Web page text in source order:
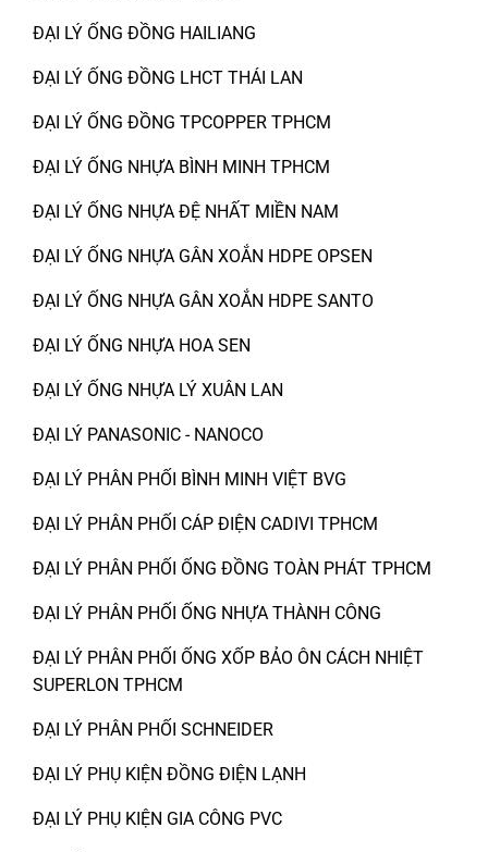
ĐẠI LÝ ỐNG ĐỒNG HAILIANG
ĐẠI LÝ ỐNG ĐỒNG LHCT THÁI LAN
ĐẠI LÝ ỐNG ĐỒNG TPCOPPER TPHCM
ĐẠI LÝ ỐNG NHỰA BÌNH MINH TPHCM
ĐẠI LÝ ỐNG NHỰA ĐỆ NHẤT MIỀN NAM
ĐẠI LÝ ỐNG NHỰA GÂN XOẮN HDPE OPSEN
ĐẠI LÝ ỐNG NHỰA GÂN XOẮN HDPE SANTO
ĐẠI LÝ ỐNG NHỰA HOA SEN
ĐẠI LÝ ỐNG NHỰA LÝ XUÂN LAN
ĐẠI LÝ PANASONIC - NANOCO
ĐẠI LÝ PHÂN PHỐI BÌNH MINH VIỆT BVG
ĐẠI LÝ PHÂN PHỐI CÁP ĐIỆN CADIVI TPHCM
ĐẠI LÝ PHÂN PHỐI ỐNG ĐỒNG TOÀN PHÁT TPHCM
ĐẠI LÝ PHÂN PHỐI ỐNG NHỰA THÀNH CÔNG
ĐẠI LÝ PHÂN PHỐI ỐNG XỐP BẢO ÔN CÁCH NHIỆT
SUPERLON TPHCM
ĐẠI LÝ PHÂN PHỐI SCHNEIDER
ĐẠI LÝ PHỤ KIỆN ĐỒNG ĐIỆN LẠNH
ĐẠI LÝ PHỤ KIỆN GIA CÔNG PVC